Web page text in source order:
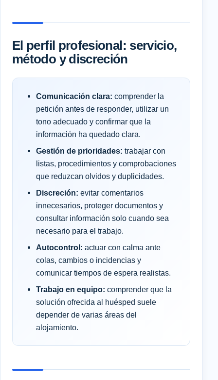
El perfil profesional: servicio,
método y discreción
Comunicación clara: comprender la
petición antes de responder, utilizar un
tono adecuado y confirmar que la
información ha quedado clara.
Gestión de prioridades: trabajar con
listas, procedimientos y comprobaciones
que reduzcan olvidos y duplicidades.
Discreción: evitar comentarios
innecesarios, proteger documentos y
consultar información solo cuando sea
necesario para el trabajo.
Autocontrol: actuar con calma ante
colas, cambios o incidencias y
comunicar tiempos de espera realistas.
Trabajo en equipo: comprender que la
solución ofrecida al huésped suele
depender de varias áreas del
alojamiento.